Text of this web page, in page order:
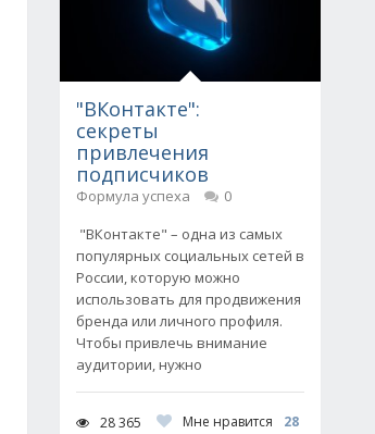
"ВКонтакте":
секреты
привлечения
подписчиков
Формула успеха
0
"ВКонтакте" – одна из самых
популярных социальных сетей в
России, которую можно
использовать для продвижения
бренда или личного профиля.
Чтобы привлечь внимание
аудитории, нужно
28 365 Мне нравится
28